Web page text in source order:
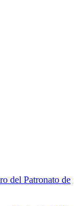
del Patronato de